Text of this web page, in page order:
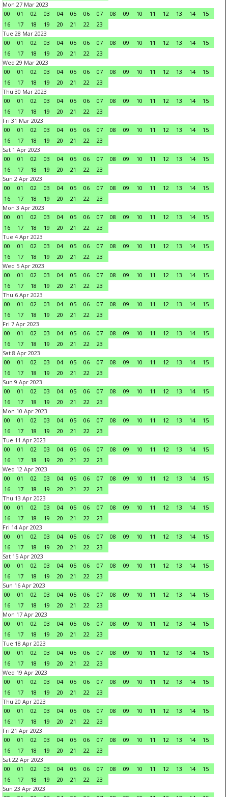
Mon 27 Mar 2023
00
01 02 03 04 05 06 07 08 09 10 11 12 13 14
15
16
17 18 19 20 21 22
23
Tue 28 Mar 2023
00
01 02 03 04 05 06 07 08 09 10 11 12 13 14
15
16
17 18 19 20 21 22
23
Wed 29 Mar 2023
00
01 02 03 04 05 06 07 08 09 10 11 12 13 14
15
16
17 18 19 20 21 22
23
Thu 30 Mar 2023
00
01 02 03 04 05 06 07 08 09 10 11 12 13 14
15
16
17 18 19 20 21 22
23
Fri 31 Mar 2023
00
01 02 03 04 05 06 07 08 09 10 11 12 13 14
15
16
17 18 19 20 21 22
23
Sat 1 Apr 2023
00
01 02 03 04 05 06 07 08 09 10 11 12 13 14
15
16
17 18 19 20 21 22
23
Sun 2 Apr 2023
00
01 02 03 04 05 06 07 08 09 10 11 12 13 14
15
16
17 18 19 20 21 22
23
Mon 3 Apr 2023
00
01 02 03 04 05 06 07 08 09 10 11 12 13 14
15
16
17 18 19 20 21 22
23
Tue 4 Apr 2023
00
01 02 03 04 05 06 07 08 09 10 11 12 13 14
15
16
17 18 19 20 21 22
23
Wed 5 Apr 2023
00
01 02 03 04 05 06 07 08 09 10 11 12 13 14
15
16
17 18 19 20 21 22
23
Thu 6 Apr 2023
00
01 02 03 04 05 06 07 08 09 10 11 12 13 14
15
16
17 18 19 20 21 22
23
Fri 7 Apr 2023
00
01 02 03 04 05 06 07 08 09 10 11 12 13 14
15
16
17 18 19 20 21 22
23
Sat 8 Apr 2023
00
01 02 03 04 05 06 07 08 09 10 11 12 13 14
15
16
17 18 19 20 21 22
23
Sun 9 Apr 2023
00
01 02 03 04 05 06 07 08 09 10 11 12 13 14
15
16
17 18 19 20 21 22
23
Mon 10 Apr 2023
00
01 02 03 04 05 06 07 08 09 10 11 12 13 14
15
16
17 18 19 20 21 22
23
Tue 11 Apr 2023
00
01 02 03 04 05 06 07 08 09 10 11 12 13 14
15
16
17 18 19 20 21 22
23
Wed 12 Apr 2023
00
01 02 03 04 05 06 07 08 09 10 11 12 13 14
15
16
17 18 19 20 21 22
23
Thu 13 Apr 2023
00
01 02 03 04 05 06 07 08 09 10 11 12 13 14
15
16
17 18 19 20 21 22
23
Fri 14 Apr 2023
00
01 02 03 04 05 06 07 08 09 10 11 12 13 14
15
16
17 18 19 20 21 22
23
Sat 15 Apr 2023
00
01 02 03 04 05 06 07 08 09 10 11 12 13 14
15
16
17 18 19 20 21 22
23
Sun 16 Apr 2023
00
01 02 03 04 05 06 07 08 09 10 11 12 13 14
15
16
17 18 19 20 21 22
23
Mon 17 Apr 2023
00
01 02 03 04 05 06 07 08 09 10 11 12 13 14
15
16
17 18 19 20 21 22
23
Tue 18 Apr 2023
00
01 02 03 04 05 06 07 08 09 10 11 12 13 14
15
16
17 18 19 20 21 22
23
Wed 19 Apr 2023
00
01 02 03 04 05 06 07 08 09 10 11 12 13 14
15
16
17 18 19 20 21 22
23
Thu 20 Apr 2023
00
01 02 03 04 05 06 07 08 09 10 11 12 13 14
15
16
17 18 19 20 21 22
23
Fri 21 Apr 2023
00
01 02 03 04 05 06 07 08 09 10 11 12 13 14
15
16
17 18 19 20 21 22
23
Sat 22 Apr 2023
00
01 02 03 04 05 06 07 08 09 10 11 12 13 14
15
16
17 18 19 20 21 22
23
Sun 23 Apr 2023